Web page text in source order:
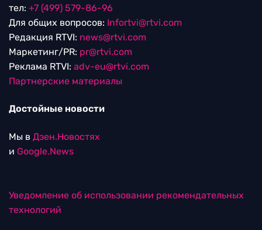
тел: +7 (499) 579-86-96
Для общих вопросов: Infortvi@rtvi.com
Редакция RTVI: news@rtvi.com
Маркетинг/PR: pr@rtvi.com
Реклама RTVI: adv-eu@rtvi.com
Партнерские материалы
Достойные новости
Мы в Дзен.Новостях
и Google.News
Уведомление об использовании рекомендательных
технологий